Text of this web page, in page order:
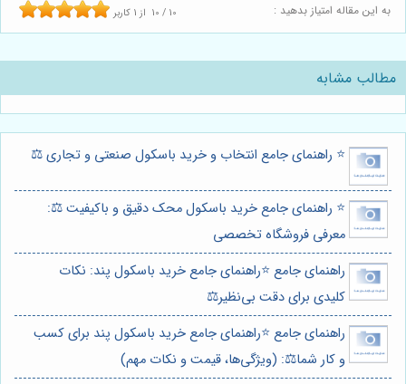
به این مقاله امتیاز بدهید : 10 / 10 از 1 کاربر
مطالب مشابه
⭐️ راهنمای جامع انتخاب و خرید باسکول صنعتی و تجاری ⚖️
⭐️ راهنمای جامع خرید باسکول محک دقیق و باکیفیت ⚖️:
معرفی فروشگاه تخصصی
راهنمای جامع ⭐️راهنمای جامع خرید باسکول پند: نکات
کلیدی برای دقت بی‌نظیر⚖️
راهنمای جامع ⭐️راهنمای جامع خرید باسکول پند برای کسب
و کار شما⚖️: (ویژگی‌ها، قیمت و نکات مهم)